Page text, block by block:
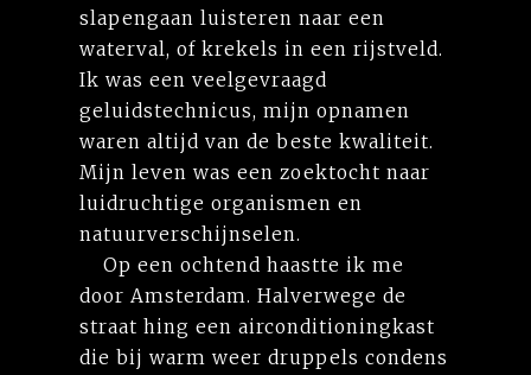
slapengaan luisteren naar een
waterval, of krekels in een rijstveld.
Ik was een veelgevraagd
geluidstechnicus, mijn opnamen
waren altijd van de beste kwaliteit.
Mijn leven was een zoektocht naar
luidruchtige organismen en
natuurverschijnselen.
Op een ochtend haastte ik me
door Amsterdam. Halverwege de
straat hing een airconditioningkast
die bij warm weer druppels condens